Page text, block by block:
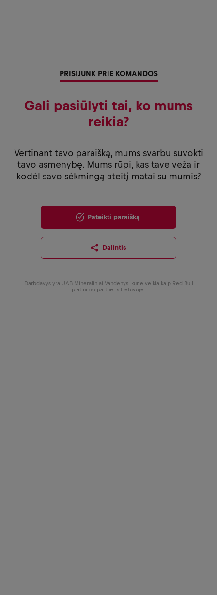
PRISIJUNK PRIE KOMANDOS
Gali pasiūlyti tai, ko mums
reikia?
Vertinant tavo paraišką, mums svarbu suvokti
tavo asmenybę. Mums rūpi, kas tave veža ir
kodėl savo sėkmingą ateitį matai su mumis?
Pateikti paraišką
Dalintis
Darbdavys yra UAB Mineraliniai Vandenys, kurie veikia kaip Red Bull
platinimo partneris Lietuvoje.